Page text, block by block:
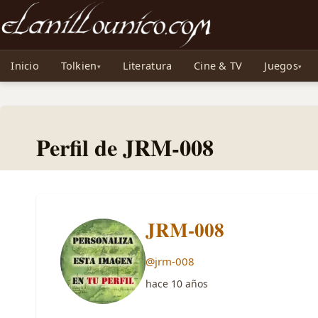
Noticias sobre Tolkien: El Señor de los Anillos, Los Anillos de Poder, La Caza de
Inicio Tolkien Literatura Cine & TV Juegos
Perfil de JRM-008
JRM-008
@jrm-008
hace 10 años